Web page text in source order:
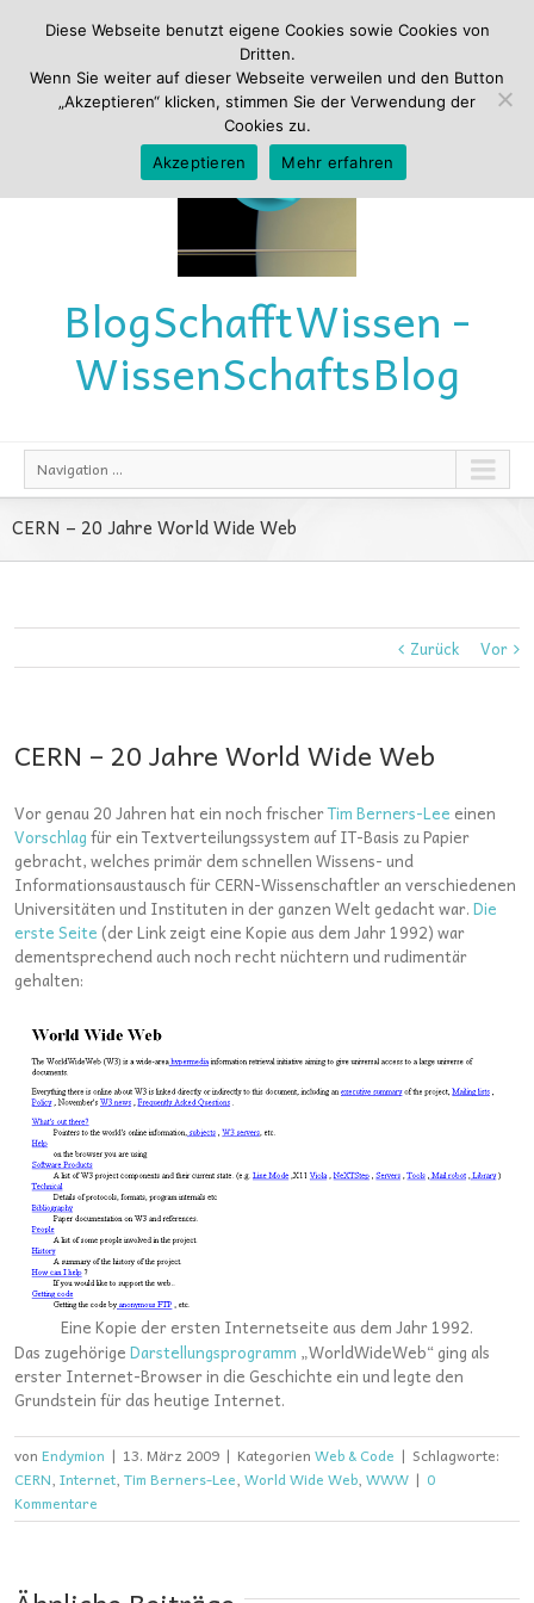
BlogSchafftWissen -
WissenSchaftsBlog
Navigation ...
CERN – 20 Jahre World Wide Web
Zurück Vor
CERN – 20 Jahre World Wide Web
Vor genau 20 Jahren hat ein noch frischerTim Berners-Lee einen
Vorschlagfür ein Textverteilungssystem auf IT-Basis zu Papier
gebracht, welches primär dem schnellen Wissens- und
Informationsaustausch für CERN-Wissenschaftler an verschiedenen
Universitäten und Instituten in der ganzen Welt gedacht war.Die
erste Seite (der Link zeigt eine Kopie aus dem Jahr 1992) war
dementsprechend auch noch recht nüchtern und rudimentär
gehalten:
Eine Kopie der ersten Internetseite aus dem Jahr 1992.
Das zugehörigeDarstellungsprogramm „WorldWideWeb“ ging als
erster Internet-Browser in die Geschichte ein und legte den
Grundstein für das heutige Internet.
von Endymion | 13. März 2009 | Kategorien Web & Code | Schlagworte:
CERN, Internet, Tim Berners-Lee, World Wide Web, WWW | 0
Kommentare
Diese Webseite benutzt eigene Cookies sowie Cookies von
Dritten.
Wenn Sie weiter auf dieser Webseite verweilen und den Button
„Akzeptieren“ klicken, stimmen Sie der Verwendung der
Cookies zu.
Akzeptieren
Mehr erfahren